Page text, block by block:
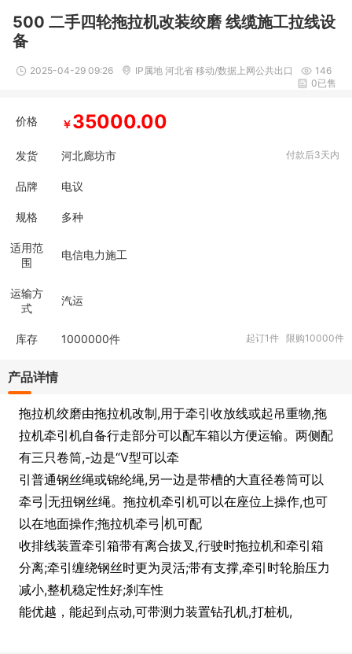
500 二手四轮拖拉机改装绞磨 线缆施工拉线设
备
2025-04-29 09:26 IP属地 河北省 移动/数据上网公共出口
146
0已售
价格 ￥35000.00
发货 河北廊坊市 付款后3天内
品牌 电议
规格 多种
适用范
围
电信电力施工
运输方
式
汽运
库存 1000000件 起订1件 限购10000件
产品详情
拖拉机绞磨由拖拉机改制,用于牵引收放线或起吊重物,拖
拉机牵引机自备行走部分可以配车箱以方便运输。两侧配
有三只卷筒,-边是“V型可以牵
引普通钢丝绳或锦纶绳,另一边是带槽的大直径卷筒可以
牵弓 无扭钢丝绳。拖拉机牵引机可以在座位上操作,也可
以在地面操作;拖拉机牵弓 机可配
收排线装置牵引箱带有离合拔叉 ,行驶时拖拉机和牵引箱
分离;牵引缠绕钢丝时更为灵活;带有支撑,牵引时轮胎压力
减小,整机稳定性好;刹车性
能优越，能起到点动,可带测力装置钻孔机,打桩机,